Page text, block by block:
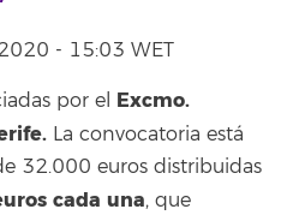
- 15:03 WET
por el Excmo.
La convocatoria está
32.000 euros distribuidas
cada una, que